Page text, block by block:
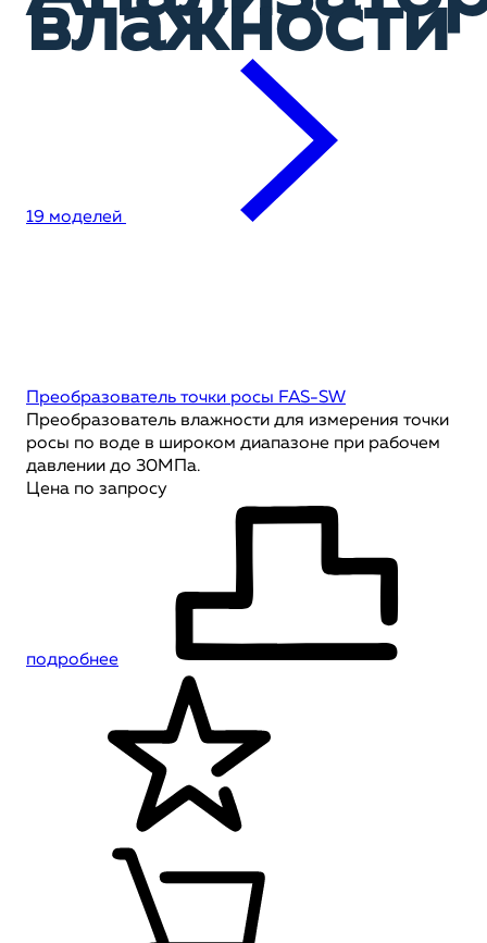
влажности
19 моделей
Преобразователь точки росы FAS-SW
Преобразователь влажности для измерения точки
росы по воде в широком диапазоне при рабочем
давлении до 30МПа.
Цена по запросу
подробнее